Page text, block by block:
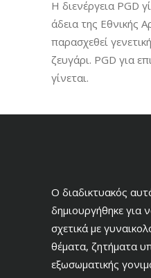
Η διενέργεια PGD
άδεια της Εθνικής
παρασχεθεί
ζευγάρι. PGD για
γίνεται.
Ο διαδικτυακός
δημιουργήθηκε για
σχετικά με
θέματα, ζητήματα
εξωσωματικής